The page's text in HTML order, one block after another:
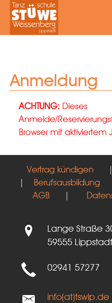
Anmeldung
ACHTUNG: Dieses
Anmelde/
Browser mit aktiviertem
Vertrag kündigen
| Berufsausbildung
AGB|
Lange Straße
59555 Lippstadt
02941 57277
info(at)tswlp.de